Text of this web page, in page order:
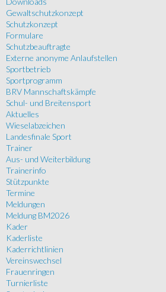
Gewaltschutzkonzept
Schutzkonzept
Formulare
Schutzbeauftragte
Externe anonyme Anlaufstellen
Sportbetrieb
Sportprogramm
BRV Mannschaftskämpfe
Schul- und Breitensport
Aktuelles
Wieselabzeichen
Landesfinale Sport
Trainer
Aus- und Weiterbildung
Trainerinfo
Stützpunkte
Termine
Meldungen
Meldung BM2026
Kader
Kaderliste
Kaderrichtlinien
Vereinswechsel
Frauenringen
Turnierliste